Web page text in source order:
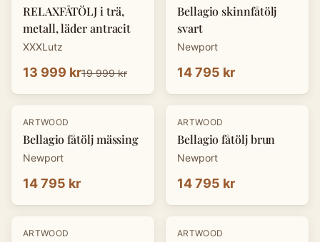
RELAXFÅTÖLJ i trä,
metall, läder antracit
XXXLutz
13 999 kr19 999 kr
Bellagio skinnfåtölj
svart
Newport
14 795 kr
ARTWOOD
Bellagio fåtölj mässing
Newport
14 795 kr
ARTWOOD
Bellagio fåtölj brun
Newport
14 795 kr
ARTWOOD ARTWOOD